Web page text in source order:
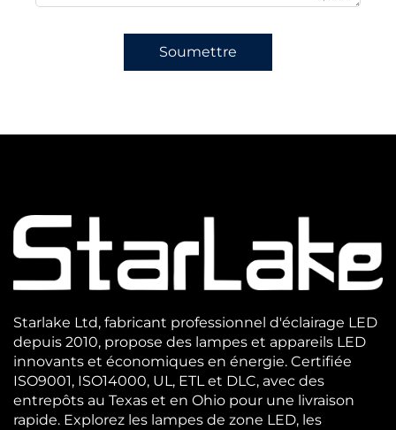
Soumettre
Starlake Ltd, fabricant professionnel d'éclairage LED
depuis 2010, propose des lampes et appareils LED
innovants et économiques en énergie. Certifiée
ISO9001, ISO14000, UL, ETL et DLC, avec des
entrepôts au Texas et en Ohio pour une livraison
rapide. Explorez les lampes de zone LED, les